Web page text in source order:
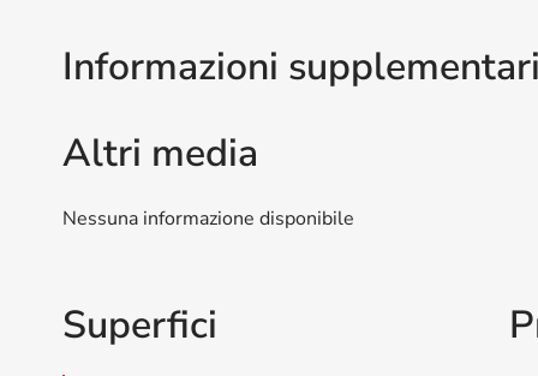
Informazioni
Altri media
Nessuna informazione disponibile
Superfici